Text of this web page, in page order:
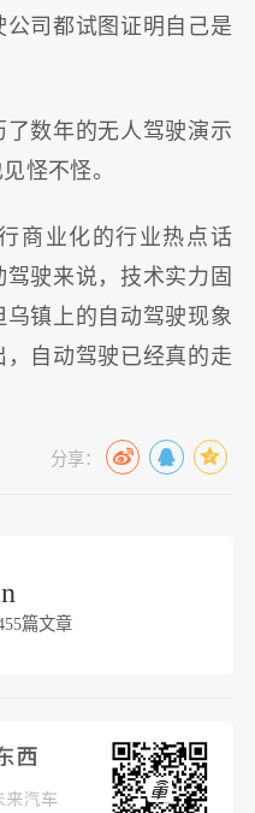
司都试图证明自己是
数年的无人驾驶演示
怪不怪。
商业化的行业热点话
驶来说，技术实力固
镇上的自动驾驶现象
自动驾驶已经真的走
分享：
篇文章